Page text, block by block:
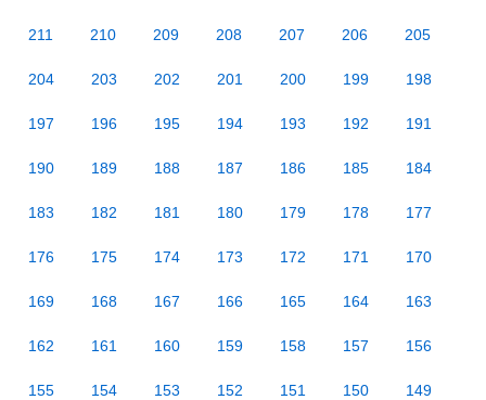
211 210 209 208 207 206 205
204 203 202 201 200 199 198
197 196 195 194 193 192 191
190 189 188 187 186 185 184
183 182 181 180 179 178 177
176 175 174 173 172 171 170
169 168 167 166 165 164 163
162 161 160 159 158 157 156
155 154 153 152 151 150 149